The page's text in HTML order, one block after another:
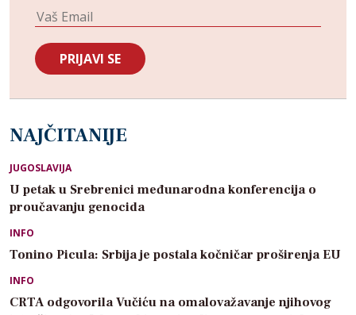
NAJČITANIJE
JUGOSLAVIJA
U petak u Srebrenici međunarodna konferencija o
proučavanju genocida
INFO
Tonino Picula: Srbija je postala kočničar proširenja EU
INFO
CRTA odgovorila Vučiću na omalovažavanje njihovog